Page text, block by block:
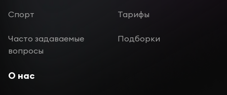
Спорт Тарифы
Часто задаваемые
вопросы
Подборки
О нас